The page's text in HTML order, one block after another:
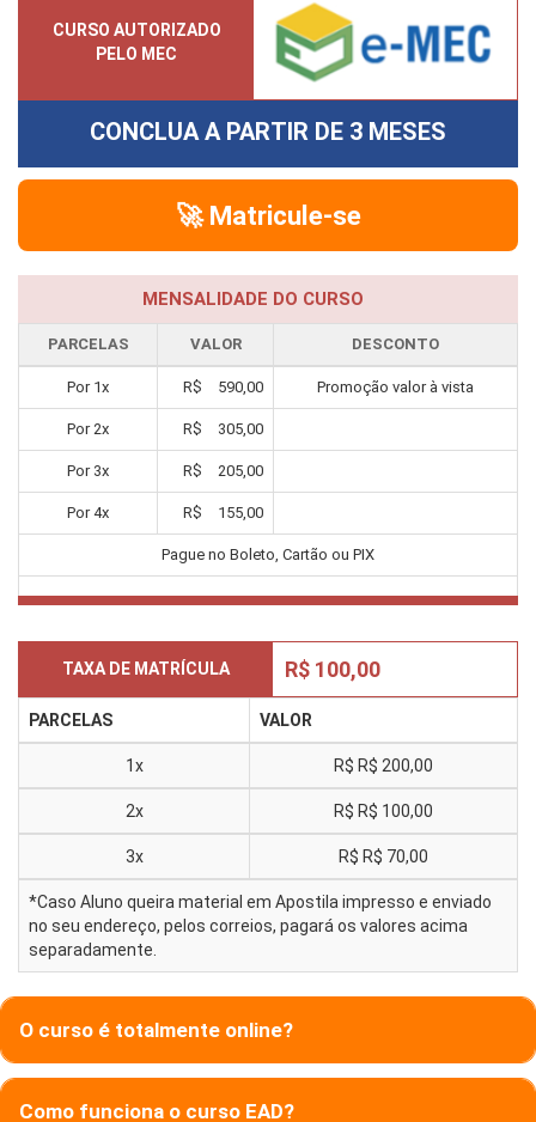
CURSO AUTORIZADO
PELO MEC
CONCLUA A PARTIR DE 3 MESES
🚀 Matricule-se
MENSALIDADE DO CURSO
PARCELAS VALOR DESCONTO
Por 1x R$ 590,00 Promoção valor à vista
Por2x R$ 305,00
Por 3x R$ 205,00
Por4x R$ 155,00
Pague no Boleto, Cartão ou PIX
TAXA DE MATRÍCULA R$ 100,00
PARCELAS VALOR
1x R$ R$ 200,00
2x R$ R$ 100,00
3x R$ R$ 70,00
*Caso Aluno queira material em Apostila impresso e enviado
no seu endereço, pelos correios, pagará os valores acima
separadamente.
O curso é totalmente online?
Como funciona o curso EAD?